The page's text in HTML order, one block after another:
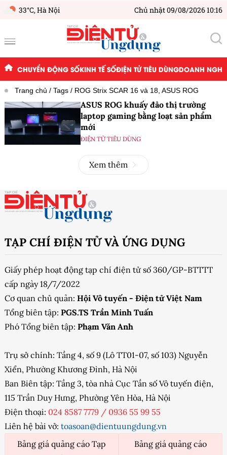
33°C,Hà Nội Chủ nhật 09/08/2026 10:16
CHUYỂN ĐỘNG SỐKINH TẾ SỐĐIỆN TỬ TIÊU DÙNGDOANH
Trang chủ Tags ROG Strix SCAR 16 và 18, ASUS ROG
ASUS ROG khuấy đảo thị trường
laptop gaming bằng loạt sản phẩm
mới
ĐIỆN TỬ TIÊU DÙNG
Xem thêm
TẠP CHÍ ĐIỆN TỬ VÀ ỨNG DỤNG
Giấy phép hoạt động tạp chí điện tử số 360/GP-BTTTT
cấp ngày 18/7/2022
Cơ quan chủ quản: Hội Vô tuyến - Điện tử Việt Nam
Tổng biên tập: PGS.TS Trần Minh Tuấn
Phó Tổng biên tập: Phạm Văn Anh
Trụ sở chính: Tầng 4, số 9 (Lô TT01-07, số 103) Nguyễn
Xiển, Phường Khương Đình, Hà Nội
Ban Biên tập: Tầng 3, tòa nhà Cục Tần số Vô tuyến điện,
115 Trần Duy Hưng, Phường Yên Hòa, Hà Nội
Điện thoại: 024 8587 7779 / 0936 55 99 55
Liên hệ bài vở: toasoan@dientuungdung.vn
Bảng giá quảng cáo Tạp
Bảng giá quảng cáo